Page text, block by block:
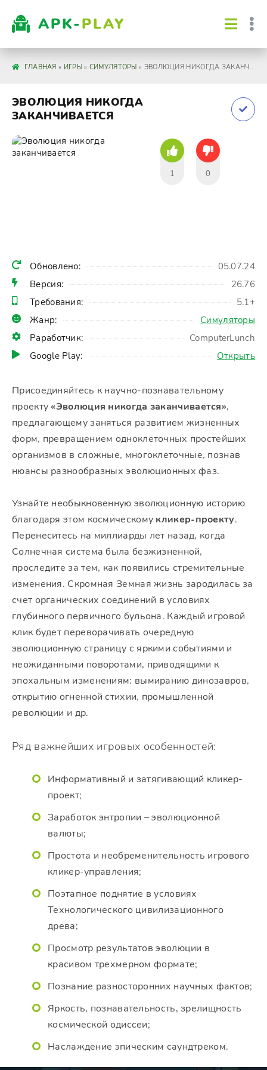
APK-PLAY
ГЛАВНАЯ » ИГРЫ» СИМУЛЯТОРЫ » ЭВОЛЮЦИЯ НИКОГДА ЗАКАНЧИВАЕТСЯ
ЭВОЛЮЦИЯ НИКОГДА
ЗАКАНЧИВАЕТСЯ
Обновлено:
05.07.24
Версия:
26.76
Требования:
5.1+
Жанр:
Симуляторы
Раработчик:
ComputerLunch
Google Play:
Открыть
1 0
Присоединяйтесь к научно-познавательному
проекту «Эволюция никогда заканчивается»,
предлагающему заняться развитием жизненных
форм, превращением одноклеточных простейших
организмов в сложные, многоклеточные, познав
нюансы разнообразных эволюционных фаз.
Узнайте необыкновенную эволюционную историю
благодаря этом космическому кликер-проекту.
Перенеситесь на миллиарды лет назад, когда
Солнечная система была безжизненной,
проследите за тем, как появились стремительные
изменения. Скромная Земная жизнь зародилась за
счет органических соединений в условиях
глубинного первичного бульона. Каждый игровой
клик будет переворачивать очередную
эволюционную страницу с яркими событиями и
неожиданными поворотами, приводящими к
эпохальным изменениям: вымиранию динозавров,
открытию огненной стихии, промышленной
революции и др.
Ряд важнейших игровых особенностей:
Информативный и затягивающий кликер-
проект;
Заработок энтропии – эволюционной
валюты;
Простота и необременительность игрового
кликер-управления;
Поэтапное поднятие в условиях
Технологического цивилизационного
древа;
Просмотр результатов эволюции в
красивом трехмерном формате;
Познание разносторонних научных фактов;
Яркость, познавательность, зрелищность
космической одиссеи;
Наслаждение эпическим саундтреком.